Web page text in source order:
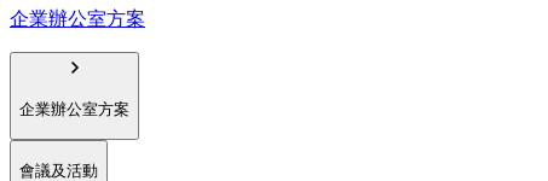
企業辦公室方案
企業辦公室方案
會議及活動